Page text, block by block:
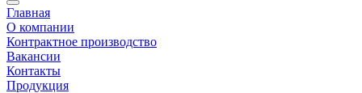
Главная
О компании
Контрактное производство
Вакансии
Контакты
Продукция